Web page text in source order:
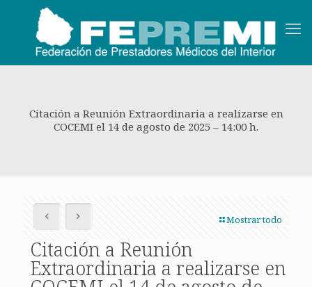
Citación a Reunión Extraordinaria a realizarse en
COCEMI el 14 de agosto de 2025 – 14:00 h.
Mostrar todo
Citación a Reunión
Extraordinaria a realizarse en